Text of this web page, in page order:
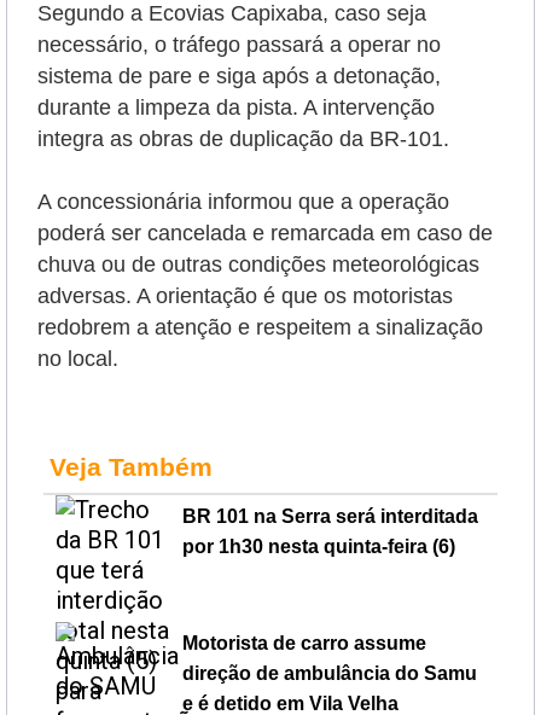
Segundo a Ecovias Capixaba, caso seja
necessário, o tráfego passará a operar no
sistema de pare e siga após a detonação,
durante a limpeza da pista. A intervenção
integra as obras de duplicação da BR-101.
A concessionária informou que a operação
poderá ser cancelada e remarcada em caso de
chuva ou de outras condições meteorológicas
adversas. A orientação é que os motoristas
redobrem a atenção e respeitem a sinalização
no local.
Veja Também
BR 101 na Serra será interditada
por 1h30 nesta quinta-feira (6)
Motorista de carro assume
direção de ambulância do Samu
e é detido em Vila Velha